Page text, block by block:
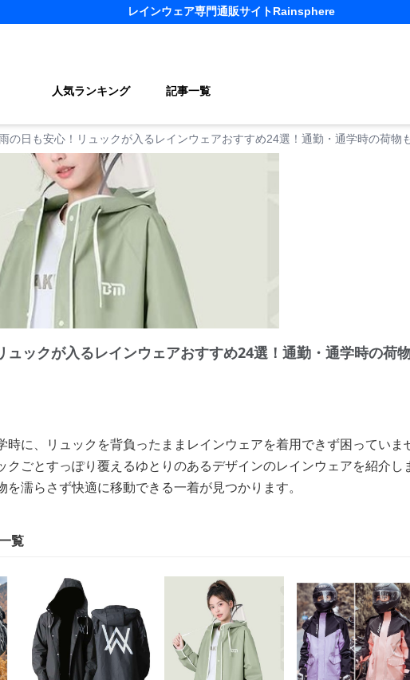
レインウェア専門通販サイトRainsphere
人気ランキング 記事一覧
の日も安心！リュックが入るレインウェアおすすめ24選！通勤・通学時の荷物
ュックが入るレインウェアおすすめ24選！通勤・通学時の荷
時に、リュックを背負ったままレインウェアを着用できず困っていま
クごとすっぽり覆えるゆとりのあるデザインのレインウェアを紹介し
を濡らさず快適に移動できる一着が見つかります。
覧